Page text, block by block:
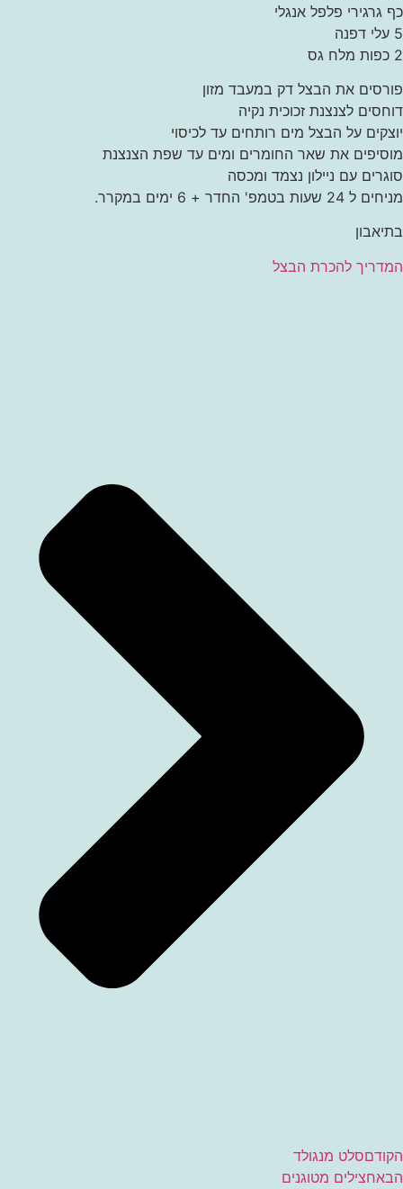
כף גרגירי פלפל אנגלי
5 עלי דפנה
2 כפות מלח גס
פורסים את הבצל דק במעבד מזון
דוחסים לצנצנת זכוכית נקיה
יוצקים על הבצל מים רותחים עד לכיסוי
מוסיפים את שאר החומרים ומים עד שפת הצנצנת
סוגרים עם ניילון נצמד ומכסה
מניחים ל 24 שעות בטמפ' החדר + 6 ימים במקרר.
בתיאבון
המדריך להכרת הבצל
הקודםסלט מנגולד
הבאחצילים מטוגנים